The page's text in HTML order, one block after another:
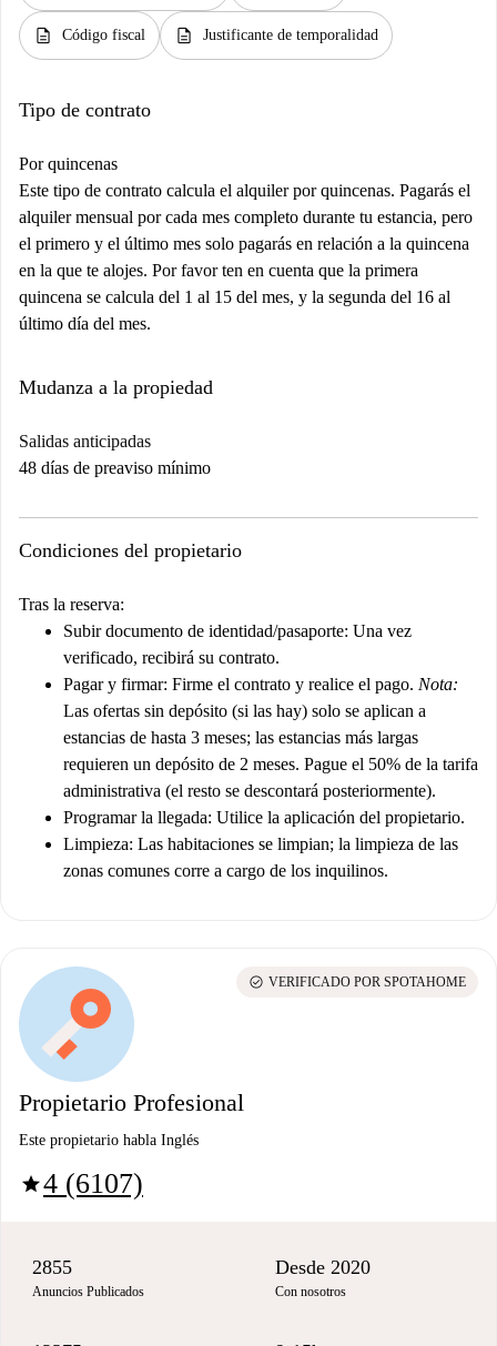
description Código fiscal description Justificante de temporalidad
Tipo de contrato
Por quincenas
Este tipo de contrato calcula el alquiler por quincenas. Pagarás el
alquiler mensual por cada mes completo durante tu estancia, pero
el primero y el último mes solo pagarás en relación a la quincena
en la que te alojes. Por favor ten en cuenta que la primera
quincena se calcula del 1 al 15 del mes, y la segunda del 16 al
último día del mes.
Mudanza a la propiedad
Salidas anticipadas
48 días de preaviso mínimo
Condiciones del propietario
Tras la reserva:
Subir documento de identidad/pasaporte: Una vez
verificado, recibirá su contrato.
Pagar y firmar: Firme el contrato y realice el pago. Nota:
Las ofertas sin depósito (si las hay) solo se aplican a
estancias de hasta 3 meses; las estancias más largas
requieren un depósito de 2 meses. Pague el 50% de la tarifa
administrativa (el resto se descontará posteriormente).
Programar la llegada: Utilice la aplicación del propietario.
Limpieza: Las habitaciones se limpian; la limpieza de las
zonas comunes corre a cargo de los inquilinos.
Propietario Profesional
Este propietario habla Inglés
star4 (6107)
check_circle VERIFICADO POR SPOTAHOME
2855
Anuncios Publicados
Desde 2020
Con nosotros